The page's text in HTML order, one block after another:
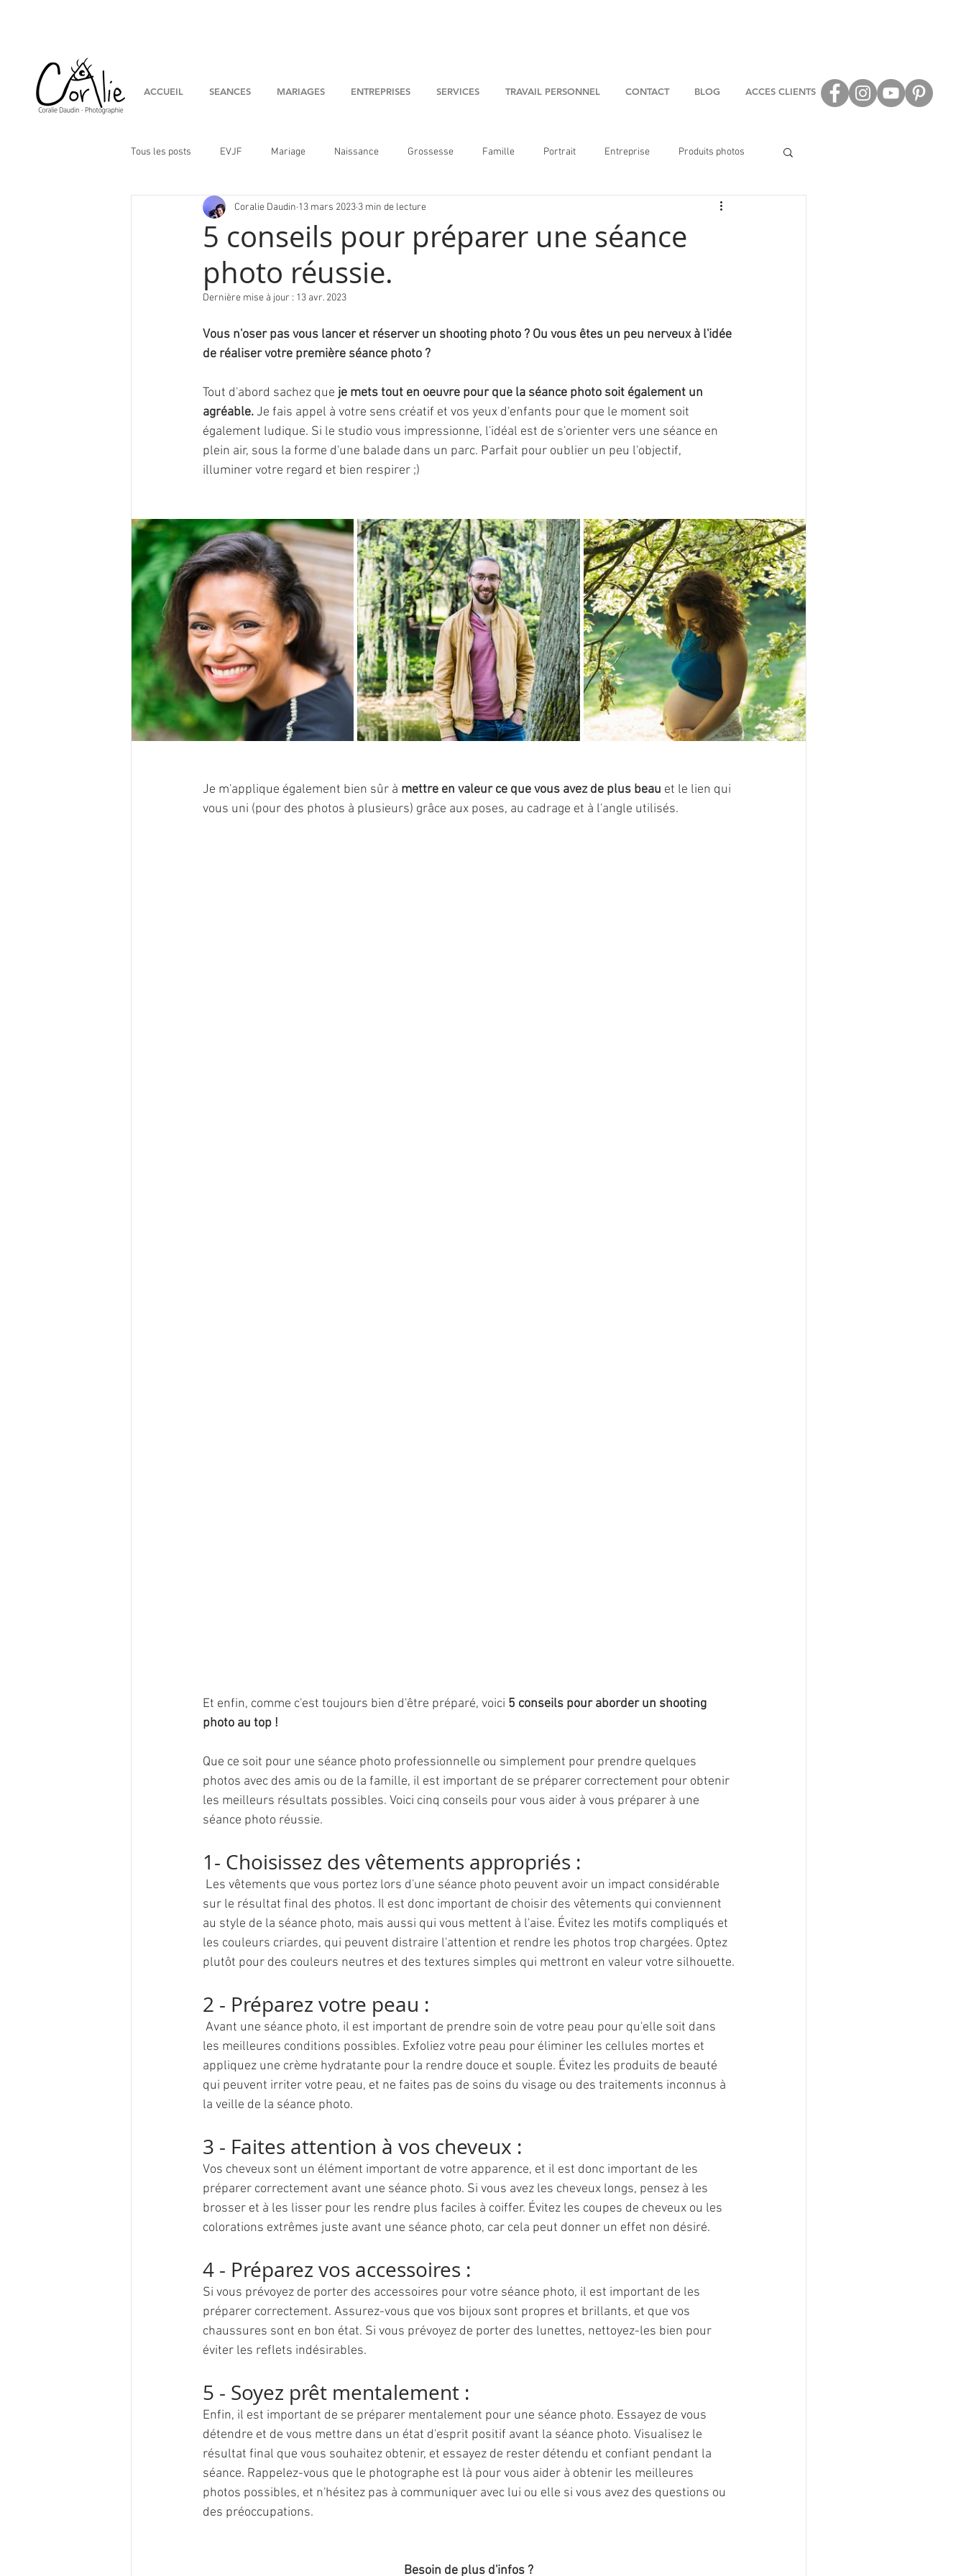
ACCUEIL SEANCES MARIAGES ENTREPRISES SERVICES TRAVAIL PERSONNEL CONTACT BLOG ACCES CLIENTS
Tous les posts EVJF Mariage Naissance Grossesse Famille Portrait Entreprise Produits photos
Conseils Artistes
5 conseils pour préparer une séance
photo réussie.
Coralie Daudin 13 mars 2023 3 min de lecture
Dernière mise à jour : 13 avr. 2023
Vous n'oser pas vous lancer et réserver un shooting photo ? Ou vous êtes un peu nerveux à l'idée
de réaliser votre première séance photo ?
Tout d'abord sachez que je mets tout en oeuvre pour que la séance photo soit également un
agréable. Je fais appel à votre sens créatif et vos yeux d'enfants pour que le moment soit
également ludique. Si le studio vous impressionne, l'idéal est de s'orienter vers une séance en
plein air, sous la forme d'une balade dans un parc. Parfait pour oublier un peu l'objectif,
illuminer votre regard et bien respirer ;)
Je m'applique également bien sûr à mettre en valeur ce que vous avez de plus beau et le lien qui
vous uni (pour des photos à plusieurs) grâce aux poses, au cadrage et à l'angle utilisés.
Et enfin, comme c'est toujours bien d'être préparé, voici 5 conseils pour aborder un shooting
photo au top !
Que ce soit pour une séance photo professionnelle ou simplement pour prendre quelques
photos avec des amis ou de la famille, il est important de se préparer correctement pour obtenir
les meilleurs résultats possibles. Voici cinq conseils pour vous aider à vous préparer à une
séance photo réussie.
1- Choisissez des vêtements appropriés :
sur le résultat final des photos. Il est donc important de choisir des vêtements qui conviennent
au style de la séance photo, mais aussi qui vous mettent à l'aise. Évitez les motifs compliqués et
les couleurs criardes, qui peuvent distraire l'attention et rendre les photos trop chargées. Optez
plutôt pour des couleurs neutres et des textures simples qui mettront en valeur votre silhouette.
2 - Préparez votre peau :
les meilleures conditions possibles. Exfoliez votre peau pour éliminer les cellules mortes et
appliquez une crème hydratante pour la rendre douce et souple. Évitez les produits de beauté
qui peuvent irriter votre peau, et ne faites pas de soins du visage ou des traitements inconnus à
la veille de la séance photo.
3 - Faites attention à vos cheveux :
Vos cheveux sont un élément important de votre apparence, et il est donc important de les
préparer correctement avant une séance photo. Si vous avez les cheveux longs, pensez à les
brosser et à les lisser pour les rendre plus faciles à coiffer. Évitez les coupes de cheveux ou les
colorations extrêmes juste avant une séance photo, car cela peut donner un effet non désiré.
4 - Préparez vos accessoires :
Si vous prévoyez de porter des accessoires pour votre séance photo, il est important de les
préparer correctement. Assurez-vous que vos bijoux sont propres et brillants, et que vos
chaussures sont en bon état. Si vous prévoyez de porter des lunettes, nettoyez-les bien pour
éviter les reflets indésirables.
5 - Soyez prêt mentalement :
Enfin, il est important de se préparer mentalement pour une séance photo. Essayez de vous
détendre et de vous mettre dans un état d'esprit positif avant la séance photo. Visualisez le
résultat final que vous souhaitez obtenir, et essayez de rester détendu et confiant pendant la
séance. Rappelez-vous que le photographe est là pour vous aider à obtenir les meilleures
photos possibles, et n'hésitez pas à communiquer avec lui ou elle si vous avez des questions ou
des préoccupations.
Besoin de plus d'infos ?